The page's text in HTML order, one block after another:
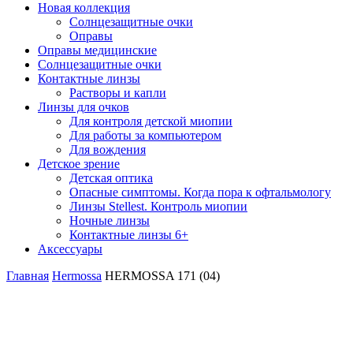
Новая коллекция
Солнцезащитные очки
Оправы
Оправы медицинские
Солнцезащитные очки
Контактные линзы
Растворы и капли
Линзы для очков
Для контроля детской миопии
Для работы за компьютером
Для вождения
Детское зрение
Детская оптика
Опасные симптомы. Когда пора к офтальмологу
Линзы Stellest. Контроль миопии
Ночные линзы
Контактные линзы 6+
Аксессуары
Главная Hermossa HERMOSSA 171 (04)